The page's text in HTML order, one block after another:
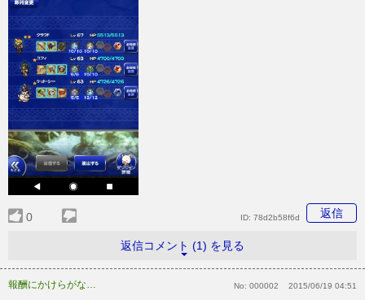
0 返信
ID: 78d2b58f6d
返信コメント (1) を見る
報酬にかけらがないので No: 000002 2015/06/19 04:51